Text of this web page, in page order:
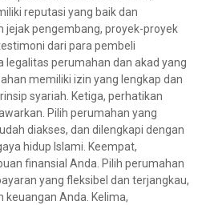
reputasi yang baik dan
jejak pengembang, proyek-proyek
dari para pembeli
legalitas perumahan dan akad yang
memiliki izin yang lengkap dan
syariah. Ketiga, perhatikan
Pilih perumahan yang
diakses, dan dilengkapi dengan
hidup Islami. Keempat,
finansial Anda. Pilih perumahan
yang fleksibel dan terjangkau,
Anda. Kelima,